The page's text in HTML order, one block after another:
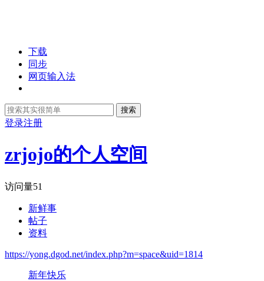
下载
同步
网页输入法
搜索
登录注册
zrjojo的个人空间
访问量51
新鲜事
帖子
资料
https://yong.dgod.net/index.php?m=space&uid=1814
新年快乐